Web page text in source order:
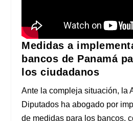
Medidas a
bancos de Panamá
los ciudadanos
Ante la compleja situación, la
Diputados ha abogado por
de medidas para los bancos,